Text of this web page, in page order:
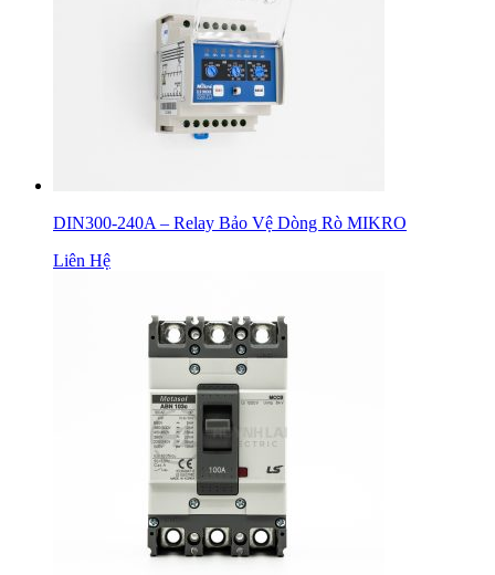
DIN300-240A – Relay Bảo Vệ Dòng Rò MIKRO
Liên Hệ